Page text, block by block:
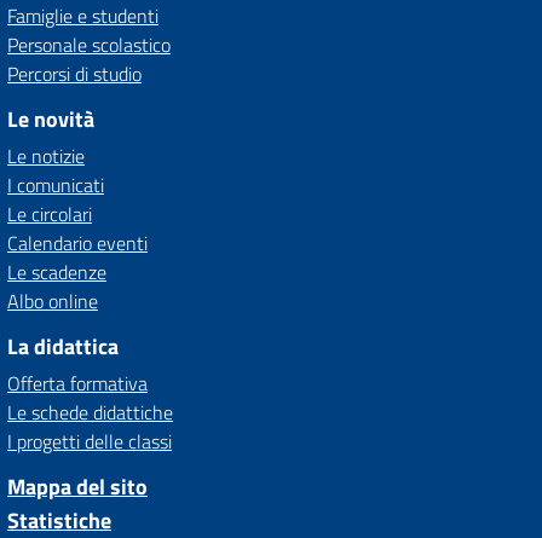
Famiglie e studenti
Personale scolastico
Percorsi di studio
Le novità
Le notizie
I comunicati
Le circolari
Calendario eventi
Le scadenze
Albo online
La didattica
Offerta formativa
Le schede didattiche
I progetti delle classi
Mappa del sito
Statistiche